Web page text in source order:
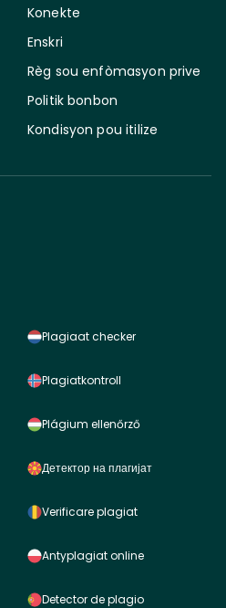
Konekte
Enskri
Règ sou enfòmasyon prive
Politik bonbon
Kondisyon pou itilize
Plagiaat checker
Plagiatkontroll
Plágium ellenőrző
Детектор на плагијат
Verificare plagiat
Antyplagiat online
Detector de plagio